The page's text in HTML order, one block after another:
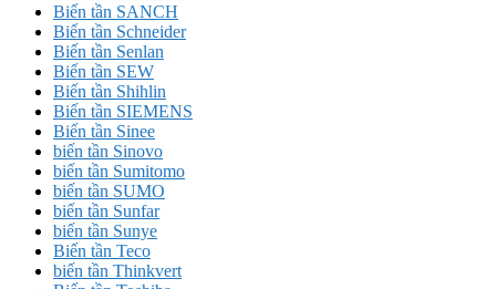
Biến tần SANCH
Biến tần Schneider
Biến tần Senlan
Biến tần SEW
Biến tần Shihlin
Biến tần SIEMENS
Biến tần Sinee
biến tần Sinovo
biến tần Sumitomo
biến tần SUMO
biến tần Sunfar
biến tần Sunye
Biến tần Teco
biến tần Thinkvert